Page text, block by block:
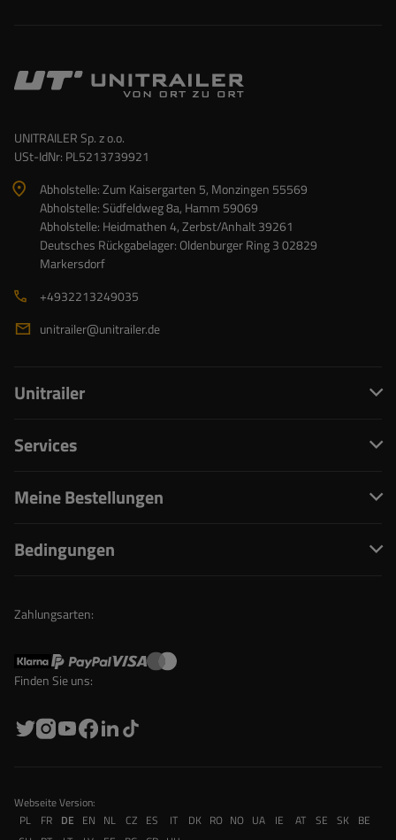
UNITRAILER Sp. z o.o.
USt-IdNr: PL5213739921
Abholstelle: Zum Kaisergarten 5, Monzingen 55569
Abholstelle: Südfeldweg 8a, Hamm 59069
Abholstelle: Heidmathen 4, Zerbst/Anhalt 39261
Deutsches Rückgabelager: Oldenburger Ring 3 02829
Markersdorf
+4932213249035
unitrailer@unitrailer.de
Unitrailer
Services
Meine Bestellungen
Bedingungen
Zahlungsarten:
Finden Sie uns:
Webseite Version:
PL
FR DE EN NL CZ ES IT DK RO NO UA IE AT SE SK BE